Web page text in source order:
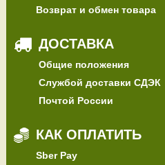
Возврат и обмен товара
ДОСТАВКА
Общие положения
Службой доставки СДЭК
Почтой России
КАК ОПЛАТИТЬ
Sber Pay